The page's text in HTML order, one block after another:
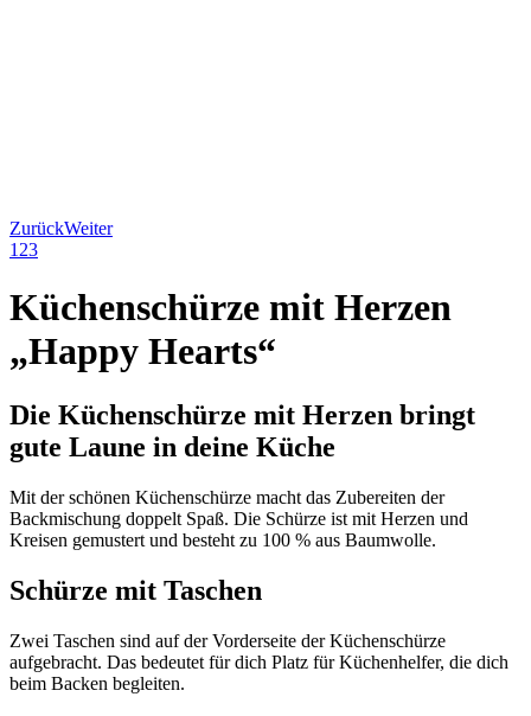
ZurückWeiter
1 23
Küchenschürze mit Herzen
„Happy Hearts“
Die Küchenschürze mit Herzen bringt
gute Laune in deine Küche
Mit der schönen Küchenschürze macht das Zubereiten der
Backmischung doppelt Spaß. Die Schürze ist mit Herzen und
Kreisen gemustert und besteht zu 100 % aus Baumwolle.
Schürze mit Taschen
Zwei Taschen sind auf der Vorderseite der Küchenschürze
aufgebracht. Das bedeutet für dich Platz für Küchenhelfer, die dich
beim Backen begleiten.